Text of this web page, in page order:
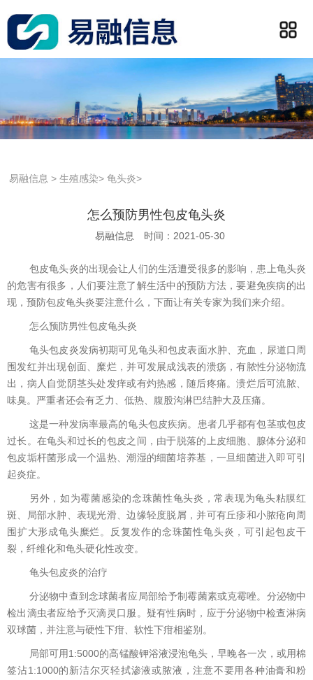
易融信息 >生殖感染>龟头炎>
怎么预防男性包皮龟头炎
易融信息 时间：2021-05-30
包皮龟头炎的出现会让人们的生活遭受很多的影响，患上龟头炎
的危害有很多，人们要注意了解生活中的预防方法，要避免疾病的出
现，预防包皮龟头炎要注意什么，下面让有关专家为我们来介绍。
怎么预防男性包皮龟头炎
龟头包皮炎发病初期可见龟头和包皮表面水肿、充血，尿道口周
围发红并出现创面、糜烂，并可发展成浅表的溃疡，有脓性分泌物流
出，病人自觉阴茎头处发痒或有灼热感，随后疼痛。溃烂后可流脓、
味臭。严重者还会有乏力、低热、腹股沟淋巴结肿大及压痛。
这是一种发病率最高的龟头包皮疾病。患者几乎都有包茎或包皮
过长。在龟头和过长的包皮之间，由于脱落的上皮细胞、腺体分泌和
包皮垢杆菌形成一个温热、潮湿的细菌培养基，一旦细菌进入即可引
起炎症。
另外，如为霉菌感染的念珠菌性龟头炎，常表现为龟头粘膜红
斑、局部水肿、表现光滑、边缘轻度脱屑，并可有丘疹和小脓疮向周
围扩大形成龟头糜烂。反复发作的念珠菌性龟头炎，可引起包皮干
裂，纤维化和龟头硬化性改变。
龟头包皮炎的治疗
分泌物中查到念球菌者应局部给予制霉菌素或克霉唑。分泌物中
检出滴虫者应给予灭滴灵口服。疑有性病时，应于分泌物中检查淋病
双球菌，并注意与硬性下疳、软性下疳相鉴别。
局部可用1:5000的高锰酸钾浴液浸泡龟头，早晚各一次，或用棉
签沾1:1000的新洁尔灭轻拭渗液或脓液，注意不要用各种油膏和粉